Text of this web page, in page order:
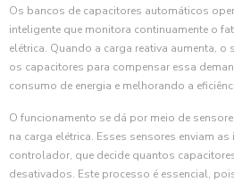
Os bancos de capacitores automáticos
inteligente que monitora continuamente o
elétrica. Quando a carga reativa aumenta,
os capacitores para compensar essa
consumo de energia e melhorando a
O funcionamento se dá por meio de
na carga elétrica. Esses sensores enviam
controlador, que decide quantos
desativados. Este processo é essencial,